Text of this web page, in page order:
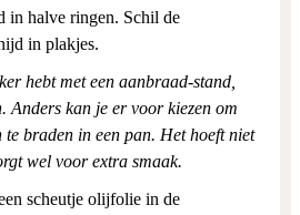
in halve ringen. Schil de
in plakjes.
hebt met een aanbraad-stand,
Anders kan je er voor kiezen om
te braden in een pan. Het hoeft niet
wel voor extra smaak.